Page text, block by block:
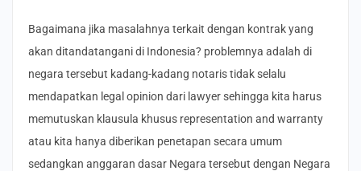
Bagaimana jika masalahnya terkait dengan kontrak yang
akan ditandatangani di Indonesia? problemnya adalah di
negara tersebut kadang-kadang notaris tidak selalu
mendapatkan legal opinion dari lawyer sehingga kita harus
memutuskan klausula khusus representation and warranty
atau kita hanya diberikan penetapan secara umum
sedangkan anggaran dasar Negara tersebut dengan Negara